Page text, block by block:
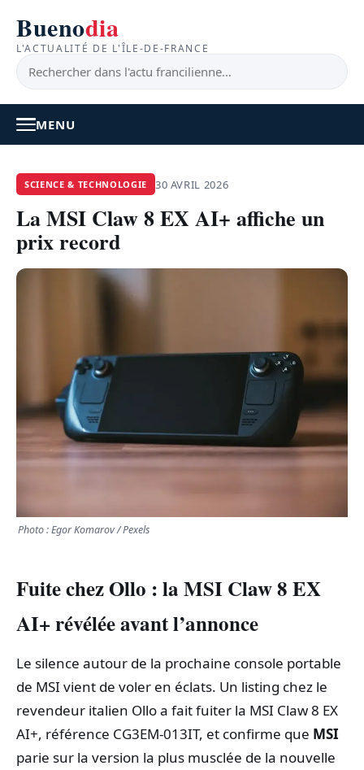
Buenodia
L'ACTUALITÉ DE L'ÎLE-DE-FRANCE
MENU
ACTUALITÉ
BONS PLANS
TRANSPORTS
ÉCONOMIE
SPORT
SCIENCES & TECH
SCIENCE & TECHNOLOGIE 30 AVRIL 2026
La MSI Claw 8 EX AI+ affiche un
prix record
Photo : Egor Komarov / Pexels
Fuite chez Ollo : la MSI Claw 8 EX
AI+ révélée avant l’annonce
Le silence autour de la prochaine console portable
de MSI vient de voler en éclats. Un listing chez le
revendeur italien Ollo a fait fuiter la MSI Claw 8 EX
AI+, référence CG3EM-013IT, et confirme que MSI
parie sur la version la plus musclée de la nouvelle